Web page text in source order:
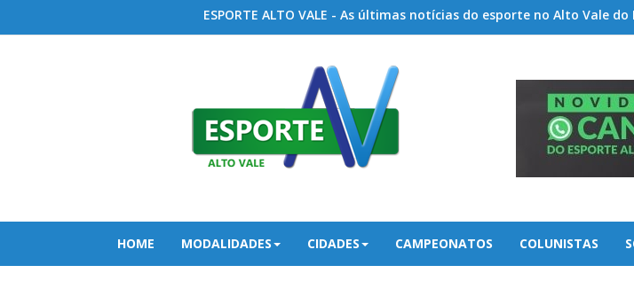
ESPORTE ALTO VALE - As últimas notícias do esporte no Alto Vale
HOME MODALIDADES CIDADES CAMPEONATOS COLUNISTAS